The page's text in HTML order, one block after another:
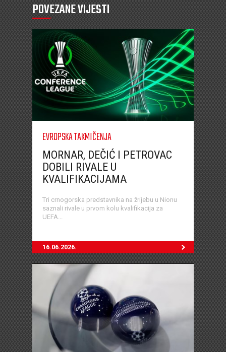
POVEZANE VIJESTI
EVROPSKA TAKMIČENJA
MORNAR, DEČIĆ I PETROVAC
DOBILI RIVALE U
KVALIFIKACIJAMA
Tri crnogorska predstavnika na žrijebu u Nionu
saznali rivale u prvom kolu kvalifikacija za
UEFA...
16.06.2026.